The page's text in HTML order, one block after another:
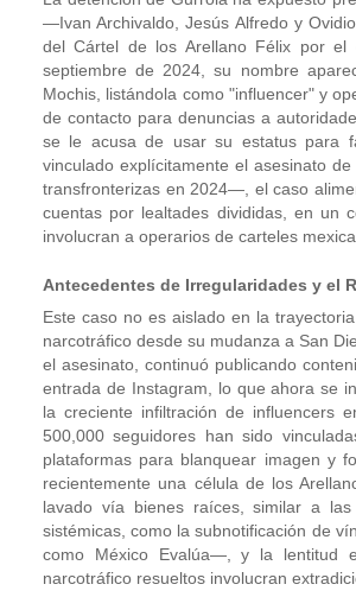
—Ivan Archivaldo, Jesús Alfredo y
del Cártel de los Arellano Félix por
septiembre de 2024, su nombre
Mochis, listándola como "influencer" y
de contacto para denuncias a
se le acusa de usar su estatus para
vinculado explícitamente el asesinato
transfronterizas en 2024—, el caso
cuentas por lealtades divididas, en un
involucran a operarios de carteles
Antecedentes de Irregularidades y el
Este caso no es aislado en la
narcotráfico desde su mudanza a San
el asesinato, continuó publicando
entrada de Instagram, lo que ahora se
la creciente infiltración de influencers
500,000 seguidores han sido
plataformas para blanquear imagen y
recientemente una célula de los
lavado vía bienes raíces, similar a las
sistémicas, como la subnotificación de
como México Evalúa—, y la lentitud
narcotráfico resueltos involucran